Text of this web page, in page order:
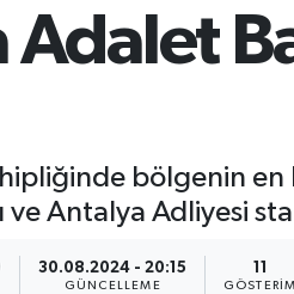
bölgenin en
ve Antalya Adliyesi
30.08.2024 - 20:15
GÜNCELLEME
11
GÖSTERIM